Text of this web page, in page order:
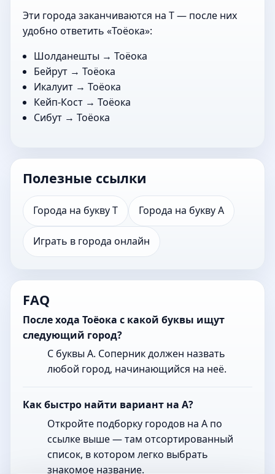
Эти города заканчиваются на Т — после них
удобно ответить «Тоёока»:
Шолданешты → Тоёока
Бейрут → Тоёока
Икалуит → Тоёока
Кейп-Кост → Тоёока
Сибут → Тоёока
Полезные ссылки
Города на букву Т Города на букву А
Играть в города онлайн
FAQ
После хода Тоёока с какой буквы ищут
следующий город?
С буквы А. Соперник должен назвать
любой город, начинающийся на неё.
Как быстро найти вариант на А?
Откройте подборку городов на А по
ссылке выше — там отсортированный
список, в котором легко выбрать
знакомое название.